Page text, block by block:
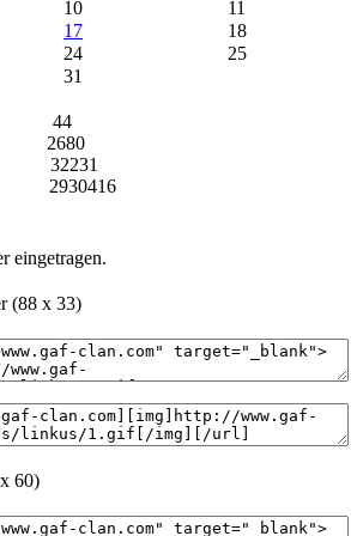
10 11
17 18
24 25
31
44
2680
32231
2930416
eingetragen.
(88 x 33)
60)